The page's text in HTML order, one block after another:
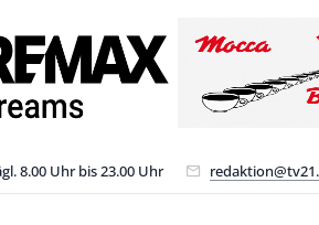
8.00 Uhr bis 23.00 Uhr